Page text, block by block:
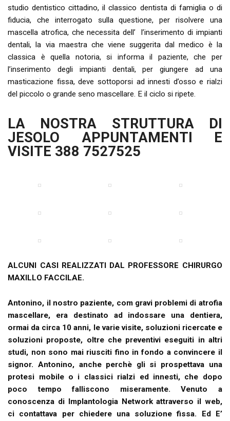
studio dentistico cittadino, il classico dentista di famiglia o di
fiducia, che interrogato sulla questione, per risolvere una
mascella atrofica, che necessita dell’ l’inserimento di impianti
dentali, la via maestra che viene suggerita dal medico è la
classica è quella notoria, si informa il paziente, che per
l’inserimento degli impianti dentali, per giungere ad una
masticazione fissa, deve sottoporsi ad innesti d’osso e rialzi
del piccolo o grande seno mascellare. E il ciclo si ripete.
LA NOSTRA STRUTTURA DI
JESOLO APPUNTAMENTI E
VISITE 388 7527525
ALCUNI CASI REALIZZATI DAL PROFESSORE CHIRURGO
MAXILLO FACCILAE.
Antonino, il nostro paziente, com gravi problemi di atrofia
mascellare, era destinato ad indossare una dentiera,
ormai da circa 10 anni, le varie visite, soluzioni ricercate e
soluzioni proposte, oltre che preventivi eseguiti in altri
studi, non sono mai riusciti fino in fondo a convincere il
signor. Antonino, anche perchè gli si prospettava una
protesi mobile o i classici rialzi ed innesti, che dopo
poco tempo falliscono miseramente. Venuto a
conoscenza di Implantologia Network attraverso il web,
ci contattava per chiedere una soluzione fissa. Ed E’